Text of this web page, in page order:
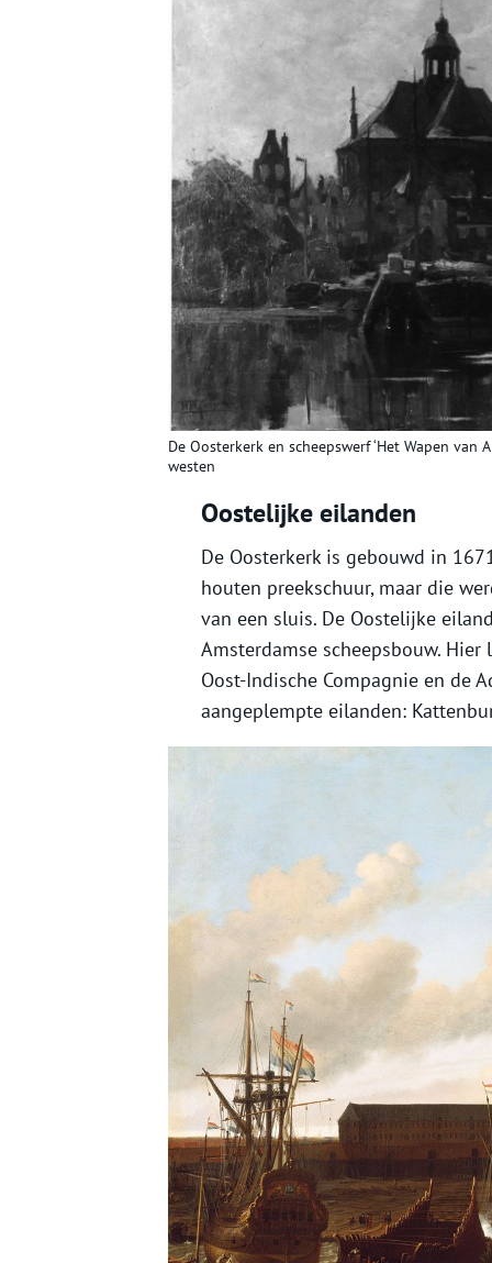
De Oosterkerk en scheepswerf ‘Het Wapen
westen
Oostelijke eilanden
De Oosterkerk is gebouwd in
houten preekschuur, maar die
van een sluis. De Oostelijke
Amsterdamse scheepsbouw.
Oost-Indische Compagnie en de
aangeplempte eilanden: